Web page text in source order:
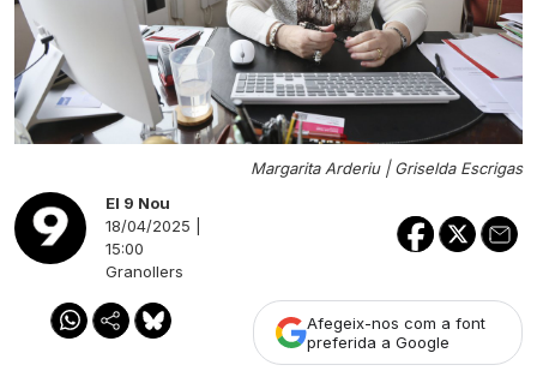
Margarita Arderiu |Griselda Escrigas
El 9 Nou
18/04/2025 |
15:00
Granollers
Afegeix-nos com a font
preferida a Google